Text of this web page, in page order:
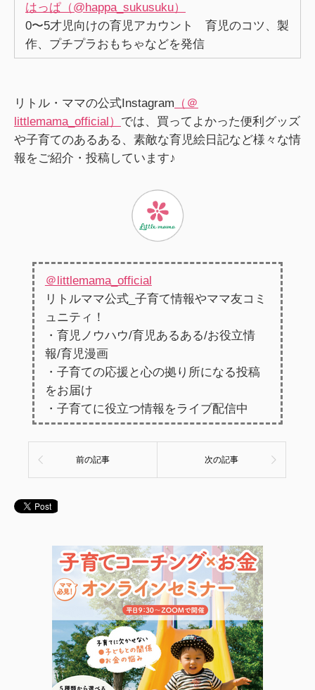
はっぱ（@happa_sukusuku）
0〜5才児向けの育児アカウント 育児のコツ、製
作、プチプラおもちゃなどを発信
リトル・ママの公式Instagram （＠
littlemama_official） では、買ってよかった便利グッズ
や子育てのあるある、素敵な育児絵日記など様々な情
報をご紹介・投稿しています♪
＠littlemama_official
リトルママ公式_子育て情報やママ友コミ
ュニティ！
・育児ノウハウ/育児あるある/お役立情
報/育児漫画
・子育ての応援と心の拠り所になる投稿
をお届け
・子育てに役立つ情報をライブ配信中
前の記事 次の記事